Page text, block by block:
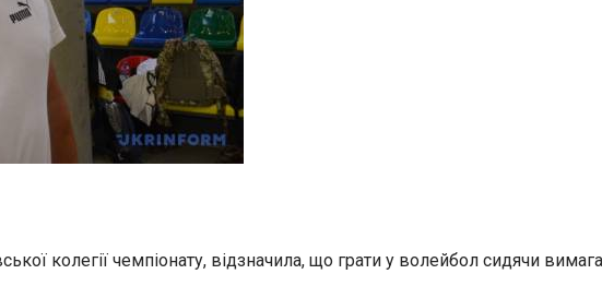
колегії чемпіонату, відзначила, що грати у волейбол сидячи